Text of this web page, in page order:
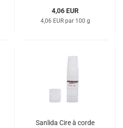
4,06 EUR
4,06 EUR par 100 g
Sanlida Cire à corde